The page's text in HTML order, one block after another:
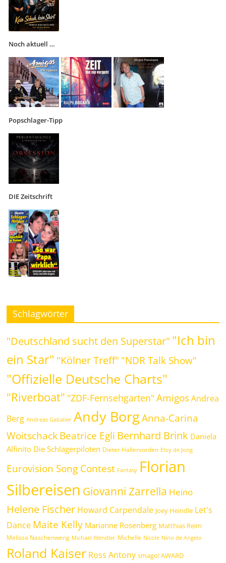
Noch aktuell …
Popschlager-Tipp
DIE Zeitschrift
Schlagwörter
"Deutschland sucht den Superstar" "Ich bin
ein Star" "Kölner Treff" "NDR Talk Show"
"Offizielle Deutsche Charts"
"Riverboat" "ZDF-Fernsehgarten" Amigos Andrea
Berg Andreas Gabalier Andy Borg Anna-Carina
WoitschackBeatrice Egli Bernhard Brink Daniela
Alfinito Die Schlagerpiloten Dieter Hallervorden Eloy de Jong
Eurovision Song Contest Fantasy Florian
Silbereisen Giovanni Zarrella Heino
Helene Fischer Howard Carpendale Joey Heindle Let's
Dance Maite Kelly Marianne Rosenberg Matthias Reim
Melissa Naschenweng Michael Wendler Michelle Nicole Nino de Angelo
Roland Kaiser Ross Antony smago! AWARD